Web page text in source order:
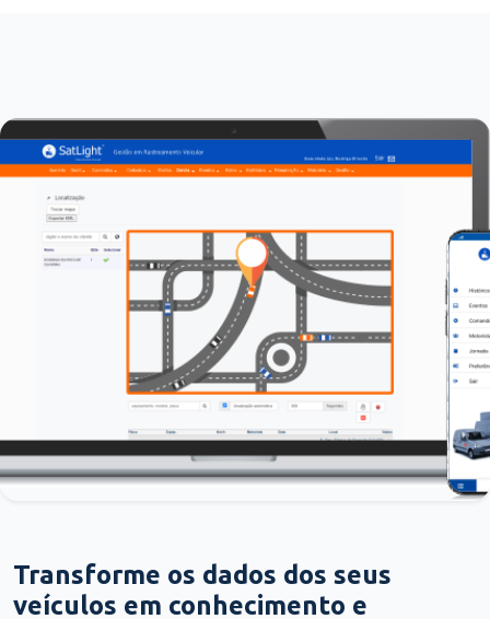
Transforme os dados dos seus
veículos em conhecimento e